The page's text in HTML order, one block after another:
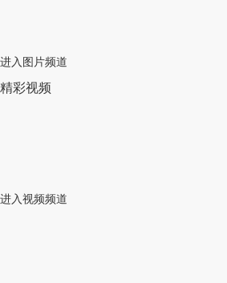
进入图片频道
精彩视频
进入视频频道